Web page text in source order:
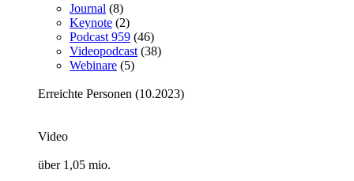
Journal (8)
Keynote (2)
Podcast 959 (46)
Videopodcast (38)
Webinare (5)
Erreichte Personen (10.2023)
Video
über 1,05 mio.